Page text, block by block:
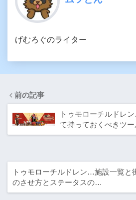
げむろぐのライター
前の記事
トゥモローチルドレ
て持っておくべきツ
トゥモローチルドレン…施設一覧と
のさせ方とステータスの…